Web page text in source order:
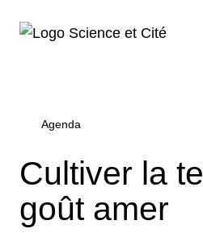
Home
Agenda
Cultiver la
goût amer